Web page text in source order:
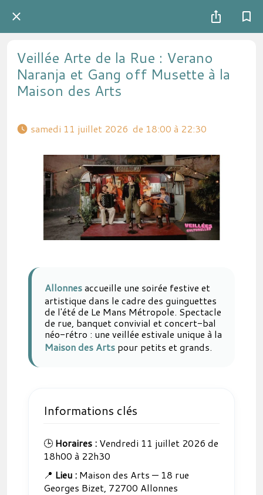
Veillée Arte de la Rue : Verano
Naranja et Gang off Musette à la
Maison des Arts
samedi 11 juillet 2026  de 18:00 à 22:30
Allonnesaccueille une soirée festive et
artistique dans le cadre des guinguettes
de l'été de Le Mans Métropole. Spectacle
de rue, banquet convivial et concert-bal
néo-rétro : une veillée estivale unique à la
Maison des Arts pour petits et grands.
Informations clés
🕒 Horaires : Vendredi 11 juillet 2026 de
18h00 à 22h30
📍 Lieu : Maison des Arts — 18 rue
Georges Bizet, 72700 Allonnes